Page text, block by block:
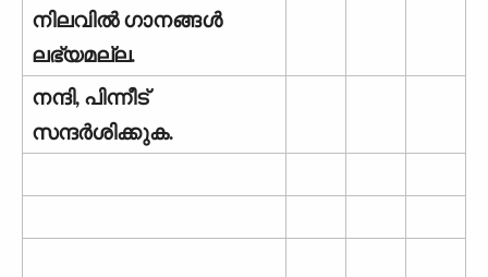
നിലവില്‍ ഗാനങ്ങള്‍
ലഭ്യമല്ല.
നന്ദി, പിന്നീട്
സന്ദര്‍ശിക്കുക.